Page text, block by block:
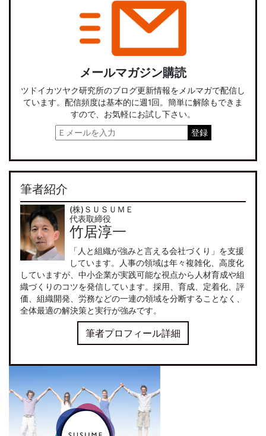
メールマガジン購読
ツドイカツヤク研究所のブログ更新情報をメルマガで配信し
ています。配信頻度は基本的に週1回。簡単に解除もできま
すので、お気軽にお試し下さい。
筆者紹介
(株)ＳＵＳＵＭＥ
代表取締役
竹居淳一
「人と組織が強みと言える会社づくり」を支援
しています。人事の領域は年々複雑化、高度化
していますが、中小企業が実践可能な視点から人材育成や組
織づくりのコツを発信しています。採用、育成、定着化、評
価、組織開発、労務などの一連の領域を分断することなく、
全体最適の解決策と実行が強みです。
筆者プロフィール詳細